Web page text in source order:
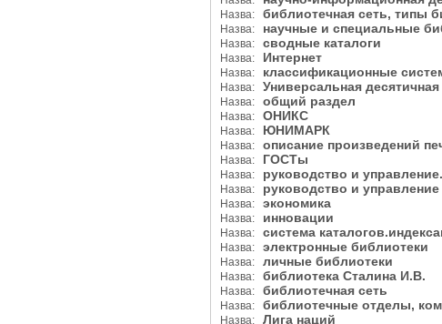
Назва: библиотечная сеть, типы
Назва: научные и специальные
Назва: сводные каталоги
Назва: Интернет
Назва: классификационные
Назва: Универсальная
Назва: общий раздел
Назва: ОНИКС
Назва: ЮНИМАРК
Назва: описание произведений
Назва: ГОСТы
Назва: руководство и
Назва: руководство и управление
Назва: экономика
Назва: инновации
Назва: система
Назва: электронные библиотеки
Назва: личные библиотеки
Назва: библиотека Сталина И.В.
Назва: библиотечная сеть
Назва: библиотечные отделы,
Назва: Лига наций